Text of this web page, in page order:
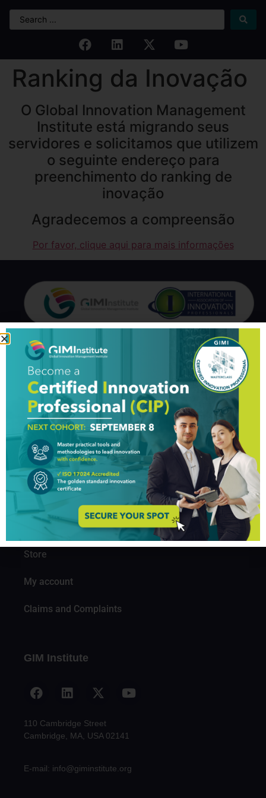
Ranking da Inovação
O Global Innovation Management
Institute está migrando seus
servidores e solicitamos que utilizem
o seguinte endereço para
preenchimento do ranking de
inovação
Agradecemos a compreensão
Por favor, clique aqui para mais informações
GIM Institute
The Global Innovation Management Institute (GIM Institute
or GIMI) is a global, nonprofit organization with a mission to
make innovation a management discipline
About us
Professionals
Organizations
Knowledge
Store
My account
Claims and Complaints
GIM Institute
110 Cambridge Street
Cambridge, MA, USA 02141
E-mail: info@giminstitute.org